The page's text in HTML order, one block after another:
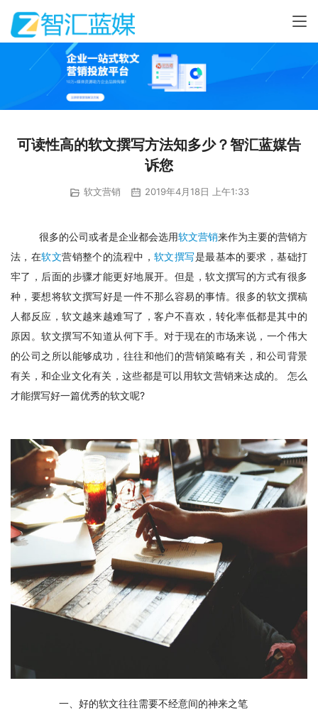
可读性高的软文撰写方法知多少？智汇蓝媒告
诉您
软文营销 2019年4月18日 上午1:33
很多的公司或者是企业都会选用软文营销来作为主要的营销方
法，在软文营销整个的流程中，软文撰写是最基本的要求，基础打
牢了，后面的步骤才能更好地展开。但是，软文撰写的方式有很多
种，要想将软文撰写好是一件不那么容易的事情。很多的软文撰稿
人都反应，软文越来越难写了，客户不喜欢，转化率低都是其中的
原因。软文撰写不知道从何下手。对于现在的市场来说，一个伟大
的公司之所以能够成功，往往和他们的营销策略有关，和公司背景
有关，和企业文化有关，这些都是可以用软文营销来达成的。 怎么
才能撰写好一篇优秀的软文呢?
一、好的软文往往需要不经意间的神来之笔